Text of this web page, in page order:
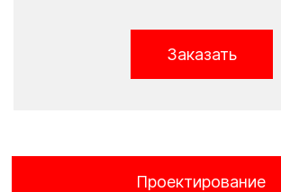
Заказать
Проектирование